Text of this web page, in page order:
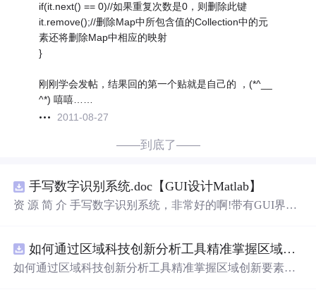
if(it.next() == 0)//如果重复次数是0，则删除此键
it.remove();//删除Map中所包含值的Collection中的元
素还将删除Map中相应的映射
}
刚刚学会发帖，结果回的第一个贴就是自己的 ，(*^__
^*) 嘻嘻……
2011-08-27
——到底了——
手写数字识别系统.doc【GUI设计Matlab】
资 源 简 介 手写数字识别系统，非常好的啊!带有GUI界
带有直观的图形用户界面（GUI），非常容易使用。你只
需要将手写数字输入系统，它将立即给出准确的识别结
如何通过区域科技创新分析工具精准掌握区域创新要素分布与产业链融合现状？.docx
如何通过区域科技创新分析工具精准掌握区域创新要素分